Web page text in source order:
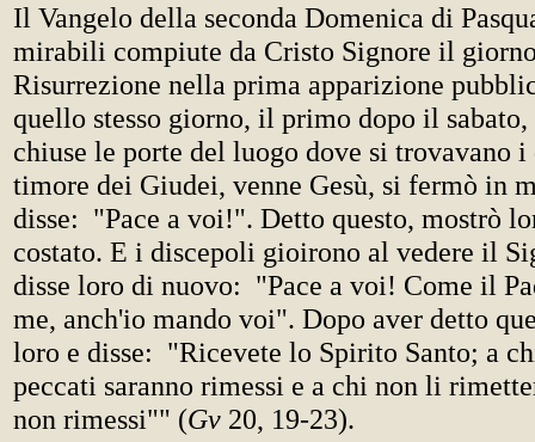
Il Vangelo della seconda Domenica di
mirabili compiute da Cristo Signore il
Risurrezione nella prima apparizione
quello stesso giorno, il primo dopo il sabato,
chiuse le porte del luogo dove si trovavano
timore dei Giudei, venne Gesù, si fermò in
disse: "Pace a voi!". Detto questo, mostrò
costato. E i discepoli gioirono al vedere il
disse loro di nuovo: "Pace a voi! Come il
me, anch'io mando voi". Dopo aver detto
loro e disse: "Ricevete lo Spirito Santo; a
peccati saranno rimessi e a chi non li
non rimessi"" (Gv 20, 19-23).